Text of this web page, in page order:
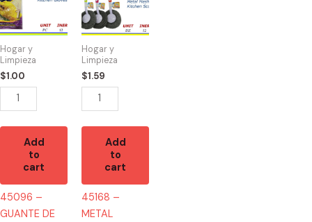
Hogar y
Limpieza
$1.00
GUANTE
DE
COCINA
MEDIUM
quantity
Add
to
cart
45096 –
GUANTE DE
Hogar y
Limpieza
$1.59
METAL
SCOURER
quantity
Add
to
cart
45168 –
METAL